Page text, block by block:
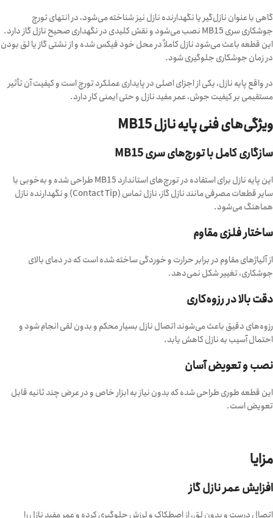
گاهی با عنوان نازل‌گیر یا نگهدارنده نازل نیز شناخته می‌شود، در انتهای تورچ
جوشکاری سری MB15 نصب می‌شود و نقش کلیدی در نگهداری صحیح نازل گاز دارد.
این قطعه باعث می‌شود نازل کاملاً در محل خود فیکس شده و از نشتی گاز یا لق بودن
در زمان جوشکاری جلوگیری شود.
در واقع پایه نازل، یکی از اجزای اصلی در پایداری عملکرد تورچ است و کیفیت آن تأثیر
مستقیمی بر کیفیت جوش، عمر مفید نازل و حتی ایمنی کار دارد.
ویژگی‌های فنی پایه نازل MB15
سازگاری کامل با تورچ‌های سری MB15
این پایه نازل برای استفاده در تورچ‌های استاندارد MB15 طراحی شده و به‌خوبی با
سایر قطعات مصرفی مانند نازل گاز، نازل تماس (Contact Tip) و نگهدارنده نازل
هماهنگ می‌شود.
ساختار فلزی مقاوم
از آلیاژهای مقاوم در برابر حرارت و خوردگی ساخته شده است که در دمای بالای
جوشکاری، تغییر شکل نمی‌دهد.
دقت بالا در رزوه‌کاری
رزوه‌های دقیق باعث می‌شوند اتصال نازل بسیار محکم و بدون لقی انجام شود و
احتمال آسیب به نازل کاهش یابد.
نصب و تعویض آسان
این قطعه طوری طراحی شده که بدون نیاز به ابزار خاص و در عرض چند ثانیه قابل
تعویض است.
مزایا
افزایش عمر نازل گاز
اتصال درست و بدون لق، از اصطکاک و لرزش جلوگیری کرده و عمر مفید نازل را